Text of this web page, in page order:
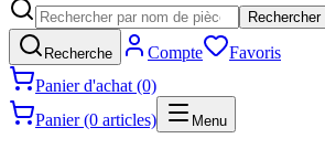
Rechercher
Recherche Compte
Favoris
Panier d'achat (0)
Panier (0 articles)
Menu